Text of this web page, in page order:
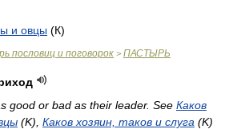
и овцы (К)
пословиц и поговорок > ПАСТЫРЬ
good or bad as their leader. See Каков
(K), Каков хозяин, таков и слуга (K)